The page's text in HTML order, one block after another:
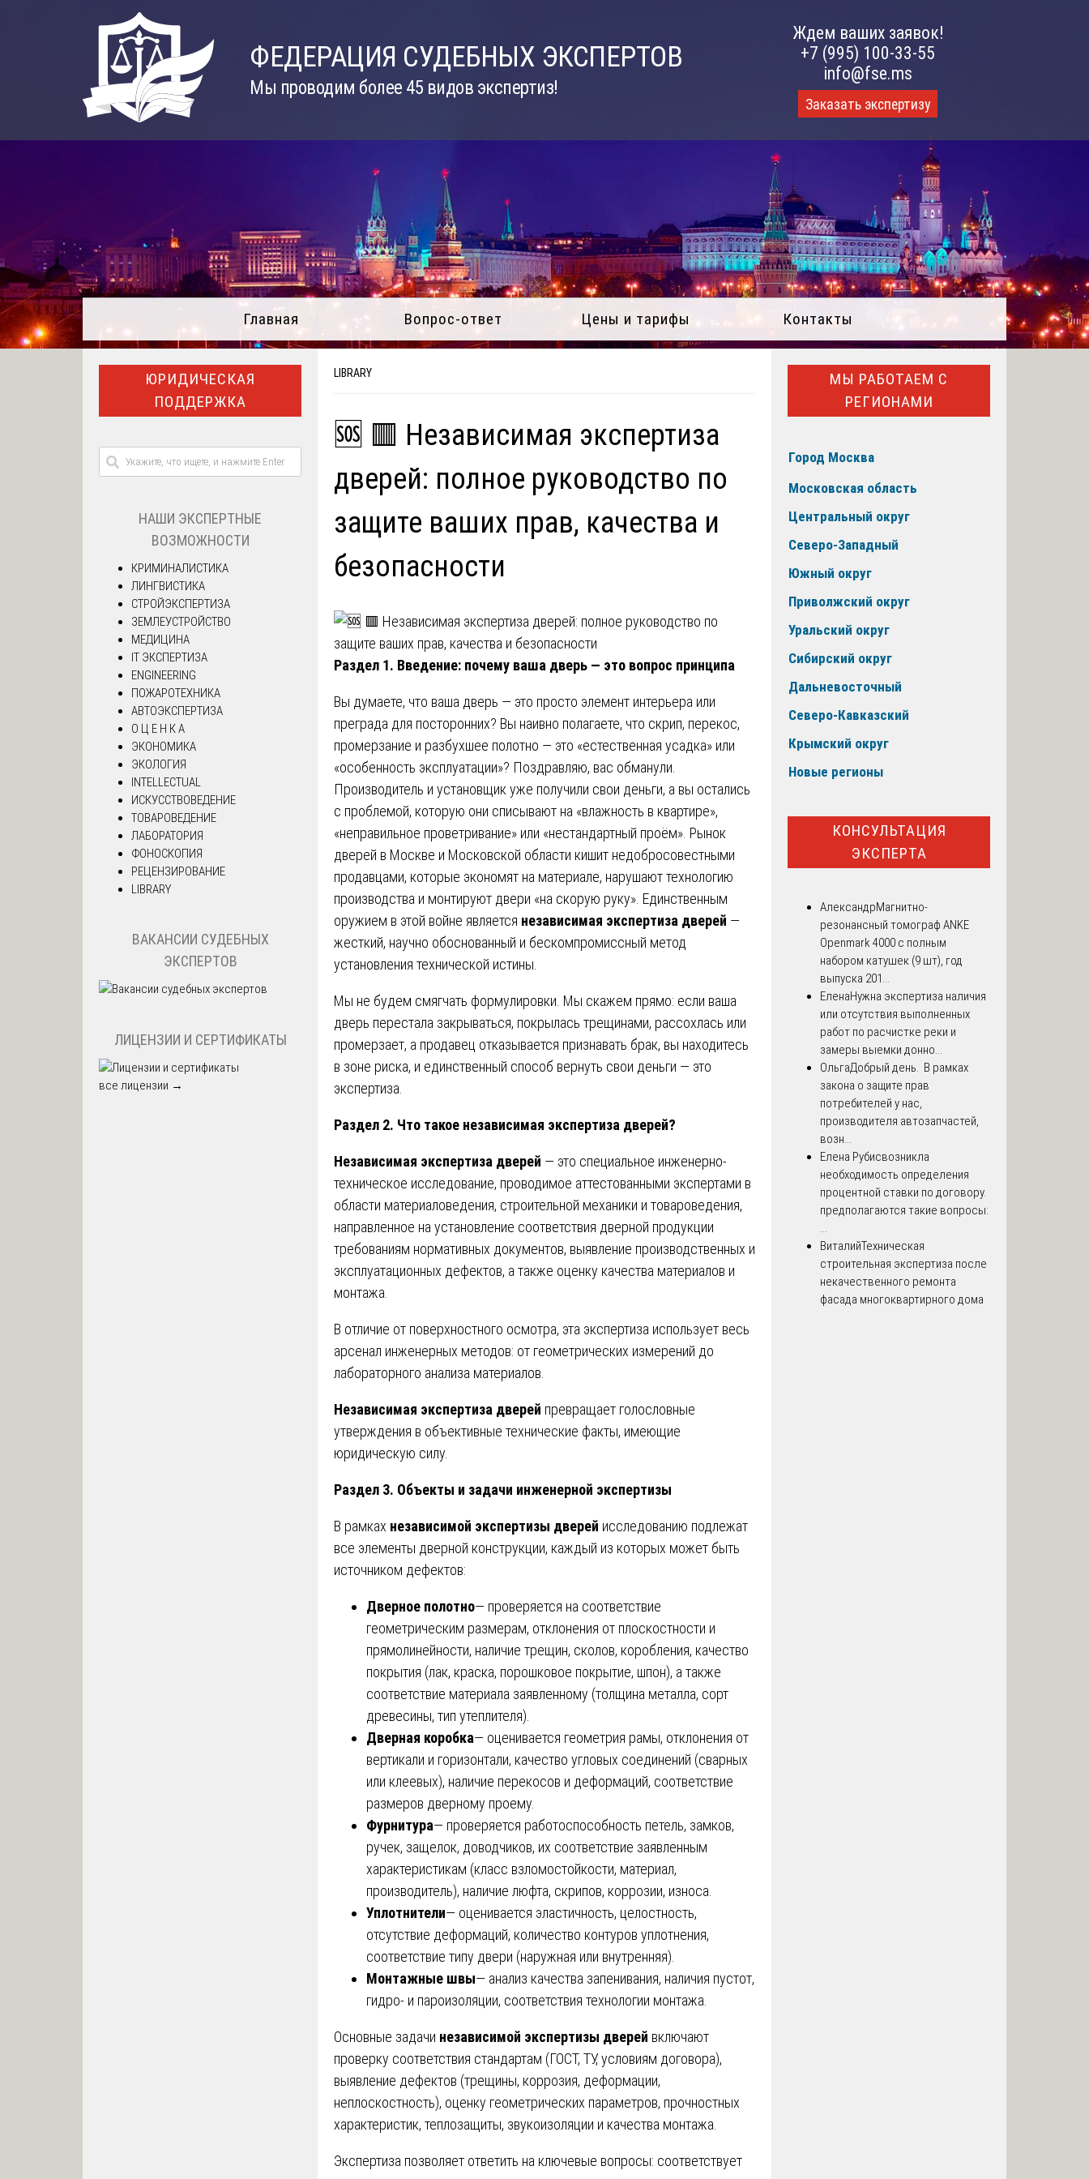
ФЕДЕРАЦИЯ СУДЕБНЫХ ЭКСПЕРТОВ
Мы проводим более 45 видов экспертиз!
Ждем ваших заявок!
+7 (995) 100-33-55
info@fse.ms
Заказать экспертизу
Главная Вопрос-ответ Цены и тарифы Контакты
LIBRARY
🆘 🟥 Независимая экспертиза
дверей: полное руководство по
защите ваших прав, качества и
безопасности
Раздел 1. Введение: почему ваша дверь — это вопрос принципа
Вы думаете, что ваша дверь — это просто элемент интерьера или
преграда для посторонних? Вы наивно полагаете, что скрип, перекос,
промерзание и разбухшее полотно — это «естественная усадка» или
«особенность эксплуатации»? Поздравляю, вас обманули.
Производитель и установщик уже получили свои деньги, а вы остались
с проблемой, которую они списывают на «влажность в квартире»,
«неправильное проветривание» или «нестандартный проём». Рынок
дверей в Москве и Московской области кишит недобросовестными
продавцами, которые экономят на материале, нарушают технологию
производства и монтируют двери «на скорую руку». Единственным
оружием в этой войне является независимая экспертиза дверей —
жесткий, научно обоснованный и бескомпромиссный метод
установления технической истины.
Мы не будем смягчать формулировки. Мы скажем прямо: если ваша
дверь перестала закрываться, покрылась трещинами, рассохлась или
промерзает, а продавец отказывается признавать брак, вы находитесь
в зоне риска, и единственный способ вернуть свои деньги — это
экспертиза.
Раздел 2. Что такое независимая экспертиза дверей?
Независимая экспертиза дверей — это специальное инженерно-
техническое исследование, проводимое аттестованными экспертами в
области материаловедения, строительной механики и товароведения,
направленное на установление соответствия дверной продукции
требованиям нормативных документов, выявление производственных и
эксплуатационных дефектов, а также оценку качества материалов и
монтажа.
В отличие от поверхностного осмотра, эта экспертиза использует весь
арсенал инженерных методов: от геометрических измерений до
лабораторного анализа материалов.
Независимая экспертиза дверей превращает голословные
утверждения в объективные технические факты, имеющие
юридическую силу.
Раздел 3. Объекты и задачи инженерной экспертизы
В рамках независимой экспертизы дверей исследованию подлежат
все элементы дверной конструкции, каждый из которых может быть
источником дефектов:
Дверное полотно— проверяется на соответствие
геометрическим размерам, отклонения от плоскостности и
прямолинейности, наличие трещин, сколов, коробления, качество
покрытия (лак, краска, порошковое покрытие, шпон), а также
соответствие материала заявленному (толщина металла, сорт
древесины, тип утеплителя).
Дверная коробка— оценивается геометрия рамы, отклонения от
вертикали и горизонтали, качество угловых соединений (сварных
или клеевых), наличие перекосов и деформаций, соответствие
размеров дверному проему.
Фурнитура— проверяется работоспособность петель, замков,
ручек, защелок, доводчиков, их соответствие заявленным
характеристикам (класс взломостойкости, материал,
производитель), наличие люфта, скрипов, коррозии, износа.
Уплотнители— оценивается эластичность, целостность,
отсутствие деформаций, количество контуров уплотнения,
соответствие типу двери (наружная или внутренняя).
Монтажные швы— анализ качества запенивания, наличия пустот,
гидро- и пароизоляции, соответствия технологии монтажа.
Основные задачи независимой экспертизы дверей включают
проверку соответствия стандартам (ГОСТ, ТУ, условиям договора),
выявление дефектов (трещины, коррозия, деформации,
неплоскостность), оценку геометрических параметров, прочностных
характеристик, теплозащиты, звукоизоляции и качества монтажа.
Экспертиза позволяет ответить на ключевые вопросы: соответствует
ЮРИДИЧЕСКАЯ
ПОДДЕРЖКА
НАШИ ЭКСПЕРТНЫЕ
ВОЗМОЖНОСТИ
КРИМИНАЛИСТИКА
ЛИНГВИСТИКА
СТРОЙЭКСПЕРТИЗА
ЗЕМЛЕУСТРОЙСТВО
МЕДИЦИНА
IT ЭКСПЕРТИЗА
ENGINEERING
ПОЖАРОТЕХНИКА
АВТОЭКСПЕРТИЗА
О Ц Е Н К А
ЭКОНОМИКА
ЭКОЛОГИЯ
INTELLECTUAL
ИСКУССТВОВЕДЕНИЕ
ТОВАРОВЕДЕНИЕ
ЛАБОРАТОРИЯ
ФОНОСКОПИЯ
РЕЦЕНЗИРОВАНИЕ
LIBRARY
ВАКАНСИИ СУДЕБНЫХ
ЭКСПЕРТОВ
ЛИЦЕНЗИИ И СЕРТИФИКАТЫ
все лицензии →
МЫ РАБОТАЕМ С
РЕГИОНАМИ
Город Москва
Московская область
Центральный округ
Северо-Западный
Южный округ
Приволжский округ
Уральский округ
Сибирский округ
Дальневосточный
Северо-Кавказский
Крымский округ
Новые регионы
КОНСУЛЬТАЦИЯ
ЭКСПЕРТА
АлександрМагнитно-
резонансный томограф ANKE
Openmark 4000 с полным
набором катушек (9 шт), год
выпуска 201...
ЕленаНужна экспертиза наличия
или отсутствия выполненных
работ по расчистке реки и
замеры выемки донно...
ОльгаДобрый день. В рамках
закона о защите прав
потребителей у нас,
производителя автозапчастей,
возн...
Елена Рубисвозникла
необходимость определения
процентной ставки по договору.
предполагаются такие вопросы:
...
ВиталийТехническая
строительная экспертиза после
некачественного ремонта
фасада многоквартирного дома